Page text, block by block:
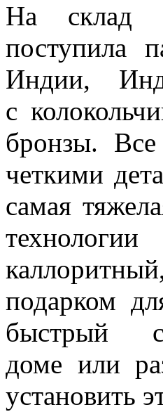
На склад
поступила
Индии,
с
бронзы.
четкими
самая
подарком
быстрый
доме или
установить